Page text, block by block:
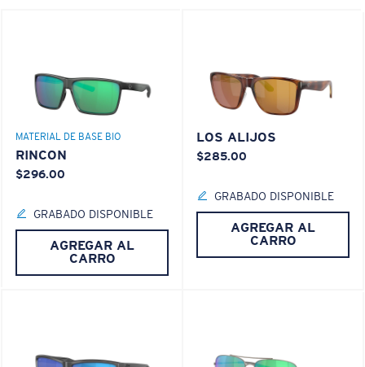
MATERIAL DE BASE BIO
RINCON
$296.00
GRABADO DISPONIBLE
AGREGAR AL
CARRO
LOS ALIJOS
$285.00
GRABADO DISPONIBLE
AGREGAR AL
CARRO